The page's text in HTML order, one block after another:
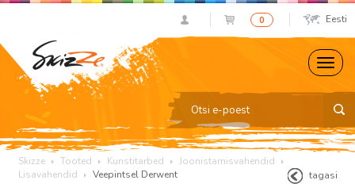
0 Eesti
Skizze Tooted Kunstitarbed
Joonistamisvahendid
Lisavahendid
Veepintsel Derwent tagasi